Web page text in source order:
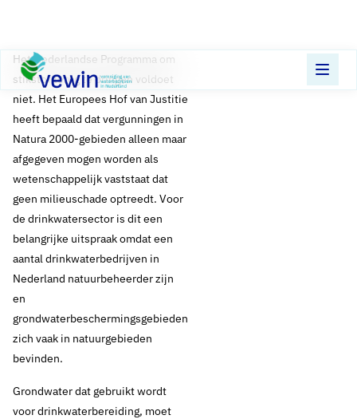
Direct naar content
Terug naar de startpagina
​Het Nederlandse Programma om
stikstof terug te dringen voldoet
niet. Het Europees Hof van Justitie
heeft bepaald dat vergunningen in
Natura 2000-gebieden alleen maar
afgegeven mogen worden als
wetenschappelijk vaststaat dat
geen milieuschade optreedt. Voor
de drinkwatersector is dit een
belangrijke uitspraak omdat een
aantal drinkwaterbedrijven in
Nederland natuurbeheerder zijn
en
grondwaterbeschermingsgebieden
zich vaak in natuurgebieden
bevinden.
Grondwater dat gebruikt wordt
voor drinkwaterbereiding, moet